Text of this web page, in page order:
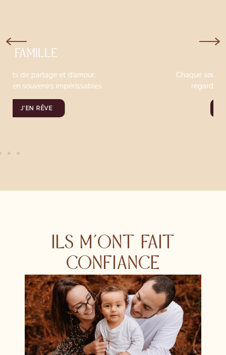
Chaque sourire, chaque étreinte, chaque
regard, capturés pour l’éternité.
ILS M’ONT FAIT
CONFIANCE